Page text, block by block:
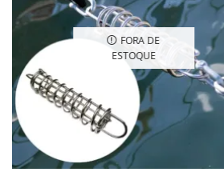
FORA DE
ESTOQUE